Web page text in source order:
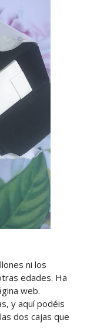
ni los
edades. Ha
web.
y aquí podéis
dos cajas que